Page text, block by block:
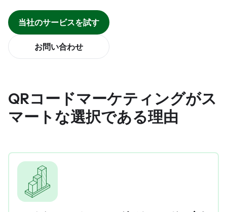
当社のサービスを試す
お問い合わせ
QRコードマーケティングがス
マートな選択である理由